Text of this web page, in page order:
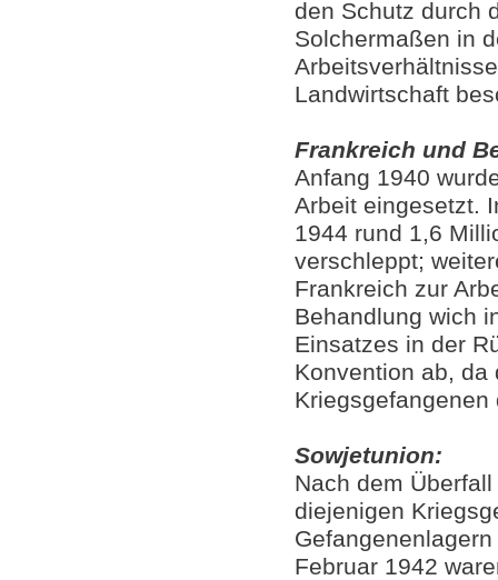
den Schutz durch
Solchermaßen in
Landwirtschaft
Frankreich und
Anfang 1940
Arbeit eingesetzt.
1944 rund 1,6
verschleppt;
Frankreich zur
Behandlung wich
Einsatzes in der
Konvention ab, da
Sowjetunion:
Nach dem
diejenigen
Februar 1942